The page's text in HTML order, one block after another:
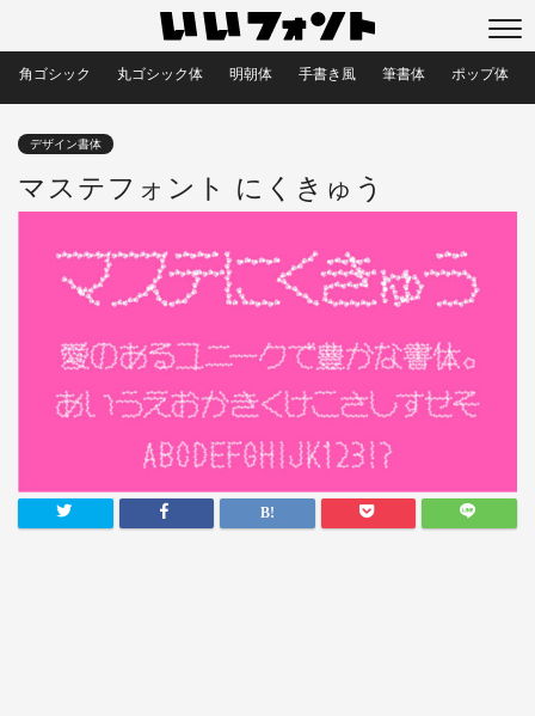
角ゴシック 丸ゴシック体 明朝体 手書き風 筆書体 ポップ体
デザイン書体
マステフォント にくきゅう